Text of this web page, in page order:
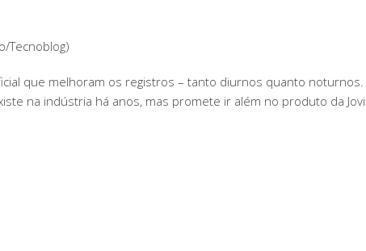
Tecnoblog)
que melhoram os registros – tanto diurnos quanto
na indústria há anos, mas promete ir além no produto da